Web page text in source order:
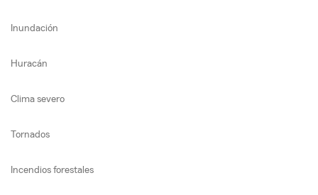
Inundación
Huracán
Clima severo
Tornados
Incendios forestales